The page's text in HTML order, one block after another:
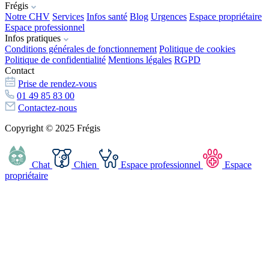
Frégis
Notre CHV Services Infos santé Blog Urgences Espace propriétaire
Espace professionnel
Infos pratiques
Conditions générales de fonctionnement Politique de cookies
Politique de confidentialité Mentions légales RGPD
Contact
Prise de rendez-vous
01 49 85 83 00
Contactez-nous
Copyright © 2025 Frégis
Chat Chien Espace professionnel
Espace
propriétaire